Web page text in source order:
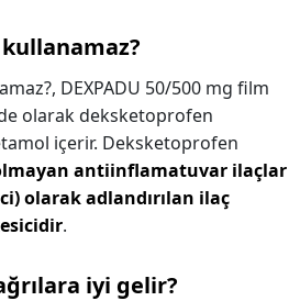
DEXPADU 50/500 mg film
olarak deksketoprofen
içerir. Deksketoprofen
antiinflamatuvar ilaçlar
olarak adlandırılan ilaç
.
iyi gelir?